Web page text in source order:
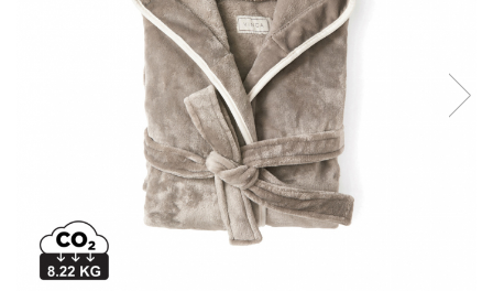
Caiete si blocnotesuri
Dosare, folii protectie si mape
Accesorii diverse pentru birou
Etichetare si ambalare
Arhivare si depozitare
Instrumente de scris
Pixuri de plastic
Pixuri metalice
Pixuri cu gel